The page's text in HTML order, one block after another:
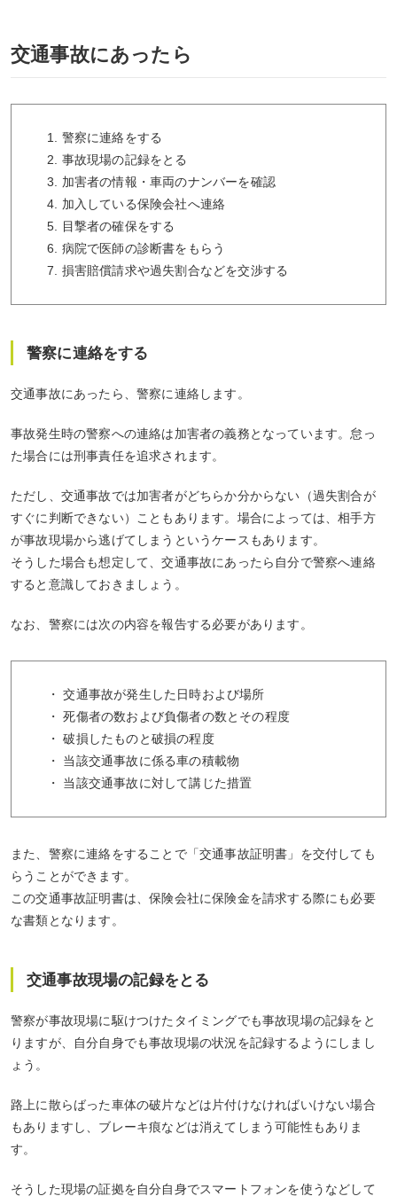
交通事故にあったら
1. 警察に連絡をする
2. 事故現場の記録をとる
3. 加害者の情報・車両のナンバーを確認
4. 加入している保険会社へ連絡
5. 目撃者の確保をする
6. 病院で医師の診断書をもらう
7. 損害賠償請求や過失割合などを交渉する
警察に連絡をする
交通事故にあったら、警察に連絡します。
事故発生時の警察への連絡は加害者の義務となっています。怠っ
た場合には刑事責任を追求されます。
ただし、交通事故では加害者がどちらか分からない（過失割合が
すぐに判断できない）こともあります。場合によっては、相手方
が事故現場から逃げてしまうというケースもあります。
そうした場合も想定して、交通事故にあったら自分で警察へ連絡
すると意識しておきましょう。
なお、警察には次の内容を報告する必要があります。
・ 交通事故が発生した日時および場所
・ 死傷者の数および負傷者の数とその程度
・ 破損したものと破損の程度
・ 当該交通事故に係る車の積載物
・ 当該交通事故に対して講じた措置
また、警察に連絡をすることで「交通事故証明書」を交付しても
らうことができます。
この交通事故証明書は、保険会社に保険金を請求する際にも必要
な書類となります。
交通事故現場の記録をとる
警察が事故現場に駆けつけたタイミングでも事故現場の記録をと
りますが、自分自身でも事故現場の状況を記録するようにしまし
ょう。
路上に散らばった車体の破片などは片付けなければいけない場合
もありますし、ブレーキ痕などは消えてしまう可能性もありま
す。
そうした現場の証拠を自分自身でスマートフォンを使うなどして